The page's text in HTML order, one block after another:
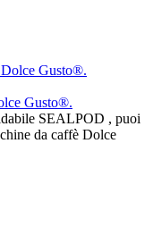
Gusto®.
SEALPOD , puoi
da caffè Dolce